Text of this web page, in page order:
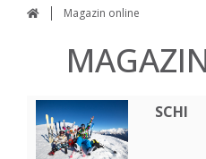
Magazin online
SCHI